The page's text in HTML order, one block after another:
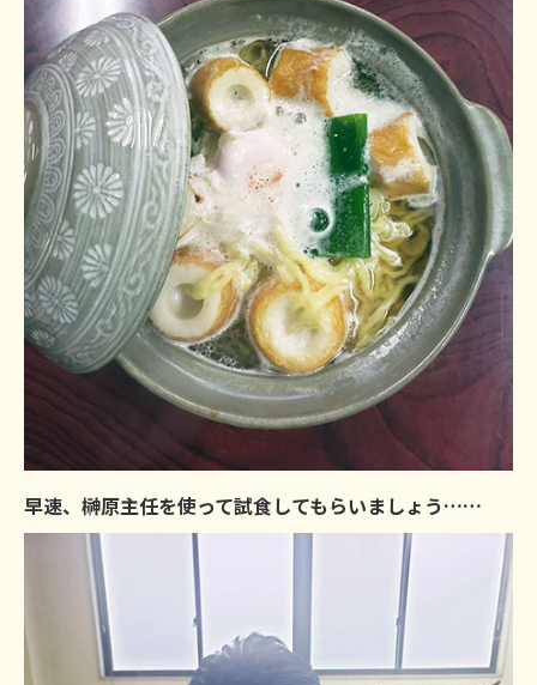
早速、榊原主任を使って試食してもらいましょう……